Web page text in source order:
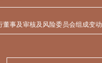
董事及审核及风险委员会组成变动